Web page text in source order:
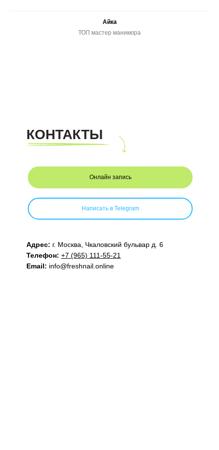
Мэри
Мастер маникюра
КОНТАКТЫ
Адрес: г. Москва, Чкаловский бульвар д. 6
Телефон: +7 (965) 111-55-21
Email: info@freshnail.online
Онлайн запись
Написать в Telegram